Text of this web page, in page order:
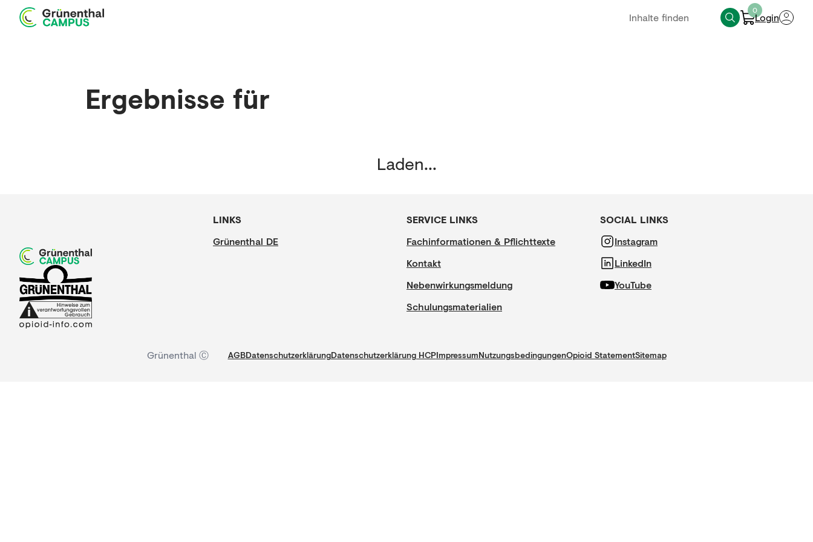
0
Login
Ergebnisse für
Laden...
LINKS
Grünenthal DE
SERVICE LINKS
Fachinformationen & Pflichttexte
Kontakt
Nebenwirkungsmeldung
Schulungsmaterialien
SOCIAL LINKS
Instagram
LinkedIn
YouTube
Grünenthal Ⓒ AGBDatenschutzerklärungDatenschutzerklärung HCPImpressumNutzungsbedingungenOpioid StatementSitemap